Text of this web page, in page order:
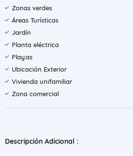
Zonas verdes
Áreas Turísticas
Jardín
Planta eléctrica
Playas
Ubicación Exterior
Vivienda unifamiliar
Zona comercial
Descripción Adicional :